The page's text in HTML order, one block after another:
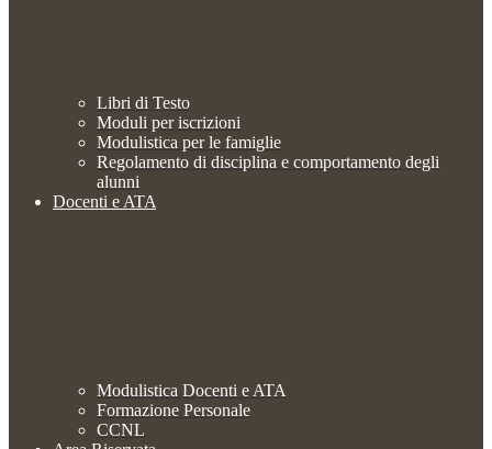
Libri di Testo
Moduli per iscrizioni
Modulistica per le famiglie
Regolamento di disciplina e comportamento degli
alunni
Docenti e ATA
Modulistica Docenti e ATA
Formazione Personale
CCNL